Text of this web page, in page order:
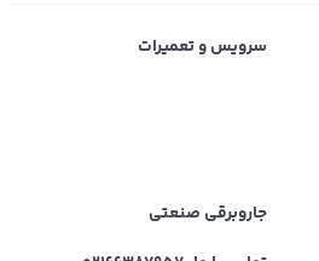
سرویس و تعمیرات
جاروبرقی صنعتی